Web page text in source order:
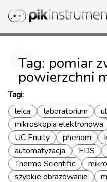
Tag: pomiar
powierzchni
Tagi:
leica
laboratorium
mikroskopia elektronowa
UC Enuity
phenom
automatyzacja
EDS
Thermo Scientific
szybkie obrazowanie